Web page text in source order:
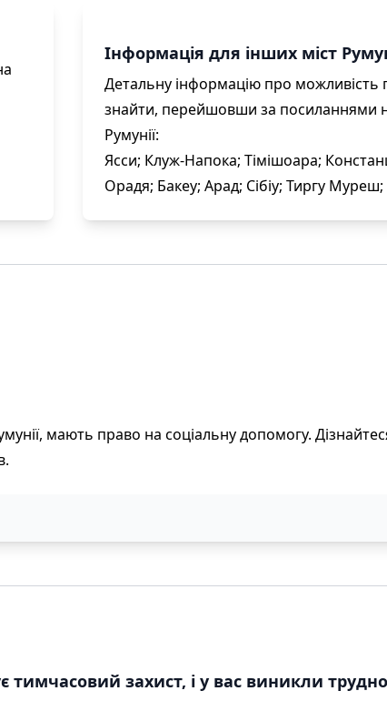
Інформація для інших міст
Детальну інформацію про
знайти, перейшовши за посиланнями
Румунії:
Ясси; Клуж-Напока; Тімішоара;
Орадя; Бакеу; Арад; Сібіу; Тиргу Муреш;
мають право на соціальну допомогу.
захист, і у вас виникли